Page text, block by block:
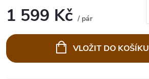
1 599 Kč / pár
cena:
VLOŽIT DO KOŠÍKU